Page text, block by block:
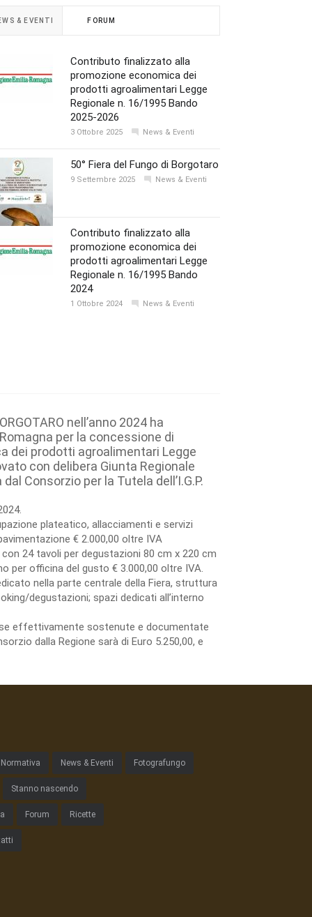
& EVENTI FORUM
Contributo finalizzato alla
promozione economica dei
prodotti agroalimentari Legge
Regionale n. 16/1995 Bando
2025-2026
3 Ottobre 2025 News & Eventi
50° Fiera del Fungo di Borgotaro
9 Settembre 2025 News & Eventi
Contributo finalizzato alla
promozione economica dei
prodotti agroalimentari Legge
Regionale n. 16/1995 Bando
2024
1 Ottobre 2024 News & Eventi
nell’anno 2024 ha
per la concessione di
dei prodotti agroalimentari Legge
con delibera Giunta Regionale
Consorzio per la Tutela dell’I.G.P.
plateatico, allacciamenti e servizi
€ 2.000,00 oltre IVA
24 tavoli per degustazioni 80 cm x 220 cm
per officina del gusto € 3.000,00 oltre IVA.
nella parte centrale della Fiera, struttura
degustazioni; spazi dedicati all’interno
effettivamente sostenute e documentate
dalla Regione sarà di Euro 5.250,00, e
Normativa News & Eventi Fotografungo
Stanno nascendo
Forum Ricette